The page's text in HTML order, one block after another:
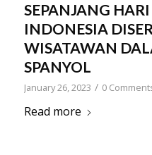
SEPANJANG
INDONESIA
WISATAWAN
SPANYOL
January 26, 2023 / 0
Read more